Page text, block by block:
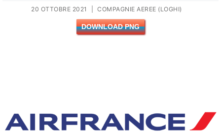
20 OTTOBRE 2021 COMPAGNIE AEREE (LOGHI)
DOWNLOAD PNG